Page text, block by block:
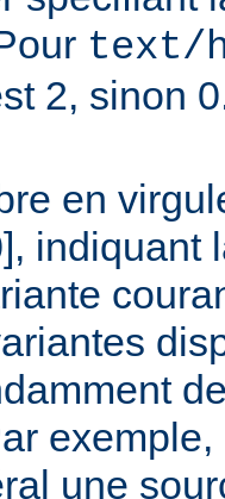
text/
2, sinon
en
indiquant
une